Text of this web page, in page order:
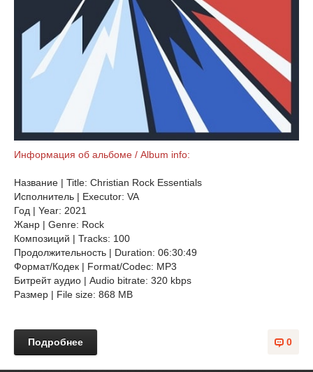
Информация об альбоме / Album info:
Название | Title: Christian Rock Essentials
Исполнитель | Executor: VA
Год | Year: 2021
Жанр | Genre: Rock
Композиций | Tracks: 100
Продолжительность | Duration: 06:30:49
Формат/Кодек | Format/Codec: MP3
Битрейт аудио | Audio bitrate: 320 kbps
Размер | File size: 868 MB
0
Подробнее